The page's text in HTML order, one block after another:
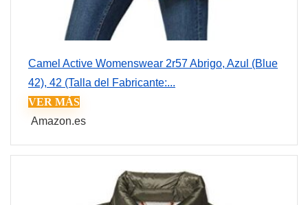
Camel Active Womenswear 2r57 Abrigo, Azul (Blue
42), 42 (Talla del Fabricante:...
VER MÁS
Amazon.es